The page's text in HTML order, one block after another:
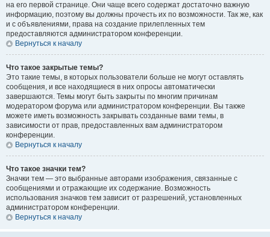
на его первой странице. Они чаще всего содержат достаточно важную
информацию, поэтому вы должны прочесть их по возможности. Так же, как
и с объявлениями, права на создание прилепленных тем
предоставляются администратором конференции.
Вернуться к началу
Что такое закрытые темы?
Это такие темы, в которых пользователи больше не могут оставлять
сообщения, и все находящиеся в них опросы автоматически
завершаются. Темы могут быть закрыты по многим причинам
модератором форума или администратором конференции. Вы также
можете иметь возможность закрывать созданные вами темы, в
зависимости от прав, предоставленных вам администратором
конференции.
Вернуться к началу
Что такое значки тем?
Значки тем — это выбранные авторами изображения, связанные с
сообщениями и отражающие их содержание. Возможность
использования значков тем зависит от разрешений, установленных
администратором конференции.
Вернуться к началу